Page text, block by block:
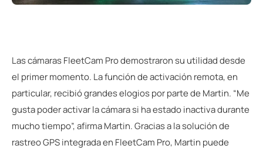
Las cámaras FleetCam Pro demostraron su utilidad desde
el primer momento. La función de activación remota, en
particular, recibió grandes elogios por parte de Martin. “Me
gusta poder activar la cámara si ha estado inactiva durante
mucho tiempo”, afirma Martin. Gracias a la solución de
rastreo GPS integrada en FleetCam Pro, Martin puede